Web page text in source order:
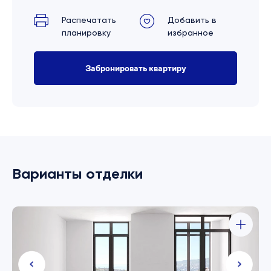
Распечатать
планировку
Добавить в
избранное
Забронировать квартиру
Варианты отделки